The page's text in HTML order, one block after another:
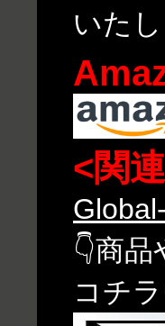
いたし
<関
👇商
コチラ